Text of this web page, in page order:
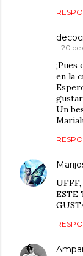
20 de
en la
Un
ESTE